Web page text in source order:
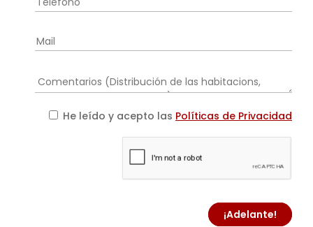
He leído y acepto las Políticas de Privacidad
¡Adelante!